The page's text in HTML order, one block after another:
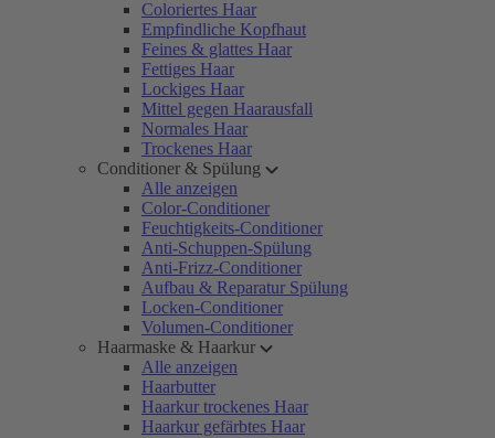
Coloriertes Haar
Empfindliche Kopfhaut
Feines & glattes Haar
Fettiges Haar
Lockiges Haar
Mittel gegen Haarausfall
Normales Haar
Trockenes Haar
Conditioner & Spülung
Alle anzeigen
Color-Conditioner
Feuchtigkeits-Conditioner
Anti-Schuppen-Spülung
Anti-Frizz-Conditioner
Aufbau & Reparatur Spülung
Locken-Conditioner
Volumen-Conditioner
Haarmaske & Haarkur
Alle anzeigen
Haarbutter
Haarkur trockenes Haar
Haarkur gefärbtes Haar